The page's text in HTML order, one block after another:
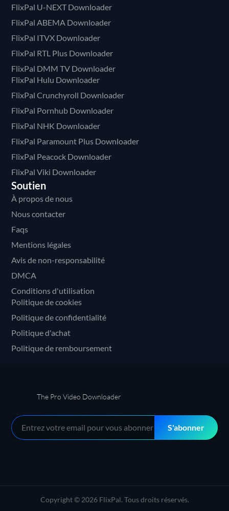
FlixPal U-NEXT Downloader
FlixPal ABEMA Downloader
FlixPal ITVX Downloader
FlixPal RTL Plus Downloader
FlixPal DMM TV Downloader
FlixPal Hulu Downloader
FlixPal Crunchyroll Downloader
FlixPal Pornhub Downloader
FlixPal NHK Downloader
FlixPal Paramount Plus Downloader
FlixPal Peacock Downloader
FlixPal Viki Downloader
Soutien
À propos de nous
Nous contacter
Faqs
Mentions légales
Avis de non-responsabilité
DMCA
Conditions d'utilisation
Politique de cookies
Politique de confidentialité
Politique d'achat
Politique de remboursement
The Pro Video Downloader
S'abonner
Copyright © 2026 FlixPal. Tous droits réservés.